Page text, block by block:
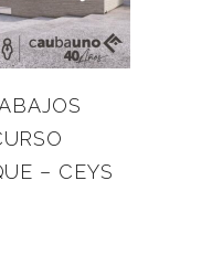
– CEYS